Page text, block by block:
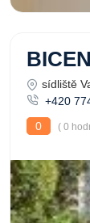
sídliště
+420
0
( 0